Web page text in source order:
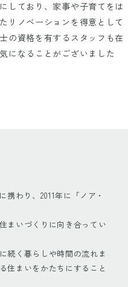
しており、家事や子育てをは
リノベーションを得意として
の資格を有するスタッフも在
になることがございました
わり、2011年に「ノア・
まいづくりに向き合ってい
続く暮らしや時間の流れま
住まいをかたちにすること